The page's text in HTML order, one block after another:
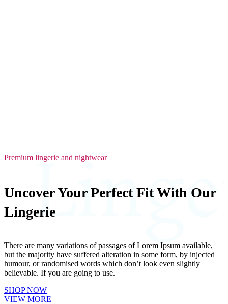
Premium lingerie and nightwear
Uncover Your Perfect Fit With Our
Lingerie
There are many variations of passages of Lorem Ipsum available,
but the majority have suffered alteration in some form, by injected
humour, or randomised words which don’t look even slightly
believable. If you are going to use.
SHOP NOW
VIEW MORE